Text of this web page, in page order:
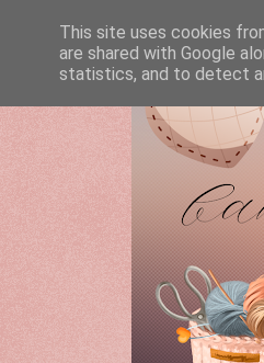
This site uses cookies
are shared with Google
statistics, and to detect